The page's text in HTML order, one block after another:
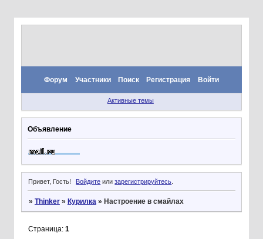
Форум Участники Поиск Регистрация Войти
Активные темы
Объявление
Привет, Гость! Войдите илизарегистрируйтесь
» Thinker » Курилка » Настроение в смайлах
Страница: 1